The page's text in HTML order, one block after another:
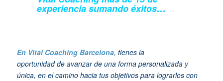
experiencia sumando éxitos…
En Vital Coaching Barcelona, tienes la
oportunidad de avanzar de una forma personalizada y
única, en el camino hacia tus objetivos para lograrlos con